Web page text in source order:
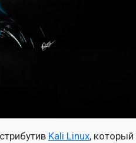
Kali Linux, кото­рый